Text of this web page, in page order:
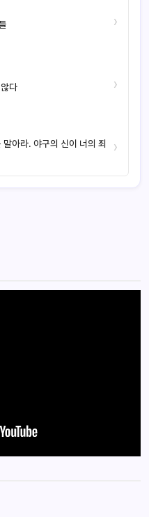
›
다 ›
아라. 야구의 신이 너의 죄
›